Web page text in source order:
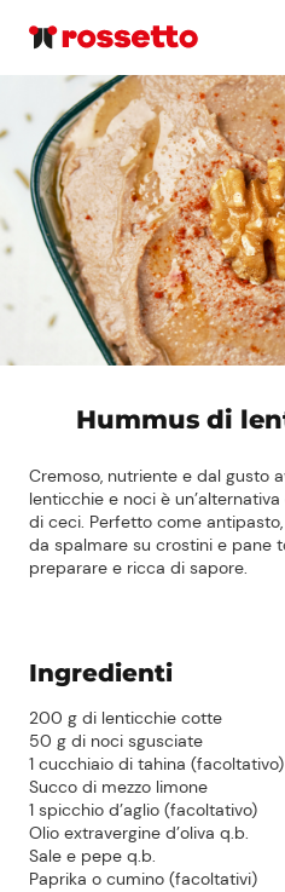
Hummus di
Cremoso, nutriente e dal gusto
lenticchie e noci è
di ceci. Perfetto come
da spalmare su crostini e pane
preparare e ricca di sapore.
Ingredienti
200 g di lenticchie cotte
50 g di noci sgusciate
1 cucchiaio di tahina (facoltativo)
Succo di mezzo limone
1 spicchio d’aglio (facoltativo)
Olio extravergine d’oliva q.b.
Sale e pepe q.b.
Paprika o cumino (facoltativi)